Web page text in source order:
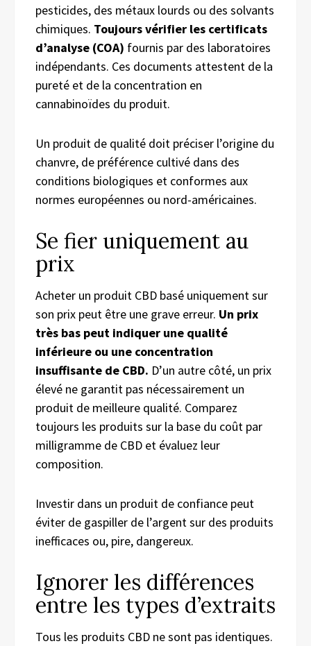
pesticides, des métaux lourds ou des solvants
chimiques. Toujours vérifier les certificats
d’analyse (COA) fournis par des laboratoires
indépendants. Ces documents attestent de la
pureté et de la concentration en
cannabinoïdes du produit.
Un produit de qualité doit préciser l’origine du
chanvre, de préférence cultivé dans des
conditions biologiques et conformes aux
normes européennes ou nord-américaines.
Se fier uniquement au
prix
Acheter un produit CBD basé uniquement sur
son prix peut être une grave erreur. Un prix
très bas peut indiquer une qualité
inférieure ou une concentration
insuffisante de CBD. D’un autre côté, un prix
élevé ne garantit pas nécessairement un
produit de meilleure qualité. Comparez
toujours les produits sur la base du coût par
milligramme de CBD et évaluez leur
composition.
Investir dans un produit de confiance peut
éviter de gaspiller de l’argent sur des produits
inefficaces ou, pire, dangereux.
Ignorer les différences
entre les types d’extraits
Tous les produits CBD ne sont pas identiques.